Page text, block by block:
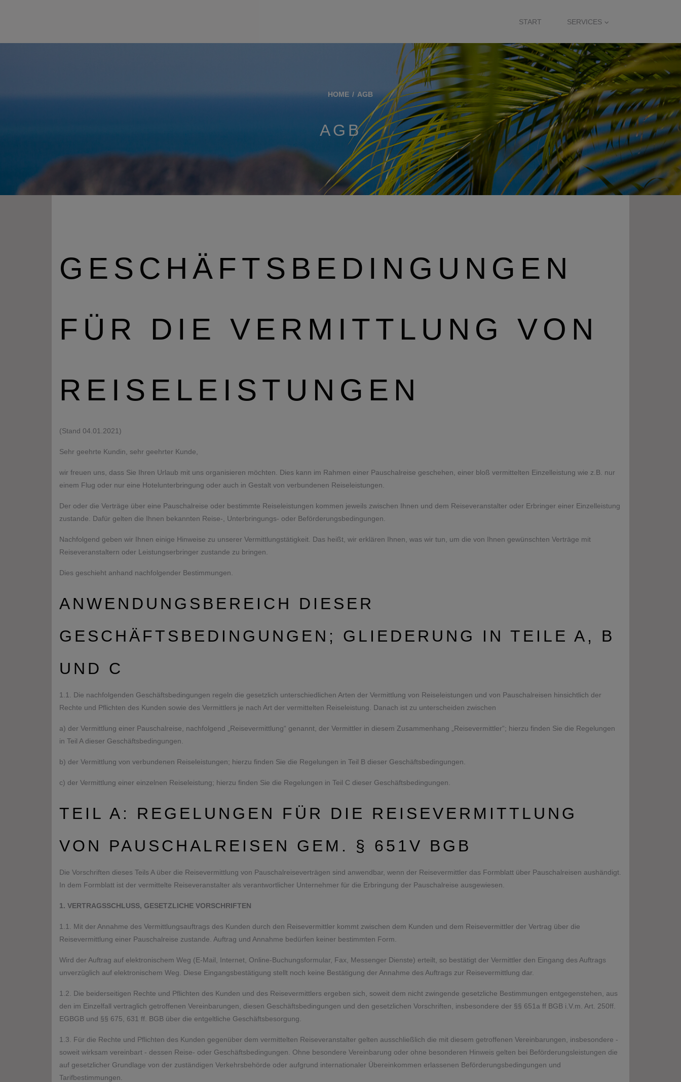
START SERVICES
HOME AGB
AGB
GESCHÄFTSBEDINGUNGEN
FÜR DIE VERMITTLUNG VON
REISELEISTUNGEN
(Stand 04.01.2021)
Sehr geehrte Kundin, sehr geehrter Kunde,
wir freuen uns, dass Sie Ihren Urlaub mit uns organisieren möchten. Dies kann im Rahmen einer Pauschalreise geschehen, einer bloß vermittelten Einzelleistung wie z.B. nur
einem Flug oder nur eine Hotelunterbringung oder auch in Gestalt von verbundenen Reiseleistungen.
Der oder die Verträge über eine Pauschalreise oder bestimmte Reiseleistungen kommen jeweils zwischen Ihnen und dem Reiseveranstalter oder Erbringer einer Einzelleistung
zustande. Dafür gelten die Ihnen bekannten Reise-, Unterbringungs- oder Beförderungsbedingungen.
Nachfolgend geben wir Ihnen einige Hinweise zu unserer Vermittlungstätigkeit. Das heißt, wir erklären Ihnen, was wir tun, um die von Ihnen gewünschten Verträge mit
Reiseveranstaltern oder Leistungserbringer zustande zu bringen.
Dies geschieht anhand nachfolgender Bestimmungen.
ANWENDUNGSBEREICH DIESER
GESCHÄFTSBEDINGUNGEN; GLIEDERUNG IN TEILE A, B
UND C
1.1. Die nachfolgenden Geschäftsbedingungen regeln die gesetzlich unterschiedlichen Arten der Vermittlung von Reiseleistungen und von Pauschalreisen hinsichtlich der
Rechte und Pflichten des Kunden sowie des Vermittlers je nach Art der vermittelten Reiseleistung. Danach ist zu unterscheiden zwischen
a) der Vermittlung einer Pauschalreise, nachfolgend „Reisevermittlung“ genannt, der Vermittler in diesem Zusammenhang „Reisevermittler“; hierzu finden Sie die Regelungen
in Teil A dieser Geschäftsbedingungen.
b) der Vermittlung von verbundenen Reiseleistungen; hierzu finden Sie die Regelungen in Teil B dieser Geschäftsbedingungen.
c) der Vermittlung einer einzelnen Reiseleistung; hierzu finden Sie die Regelungen in Teil C dieser Geschäftsbedingungen.
TEIL A: REGELUNGEN FÜR DIE REISEVERMITTLUNG
VON PAUSCHALREISEN GEM. § 651V BGB
Die Vorschriften dieses Teils A über die Reisevermittlung von Pauschalreiseverträgen sind anwendbar, wenn der Reisevermittler das Formblatt über Pauschalreisen aushändigt.
In dem Formblatt ist der vermittelte Reiseveranstalter als verantwortlicher Unternehmer für die Erbringung der Pauschalreise ausgewiesen.
1. VERTRAGSSCHLUSS, GESETZLICHE VORSCHRIFTEN
1.1. Mit der Annahme des Vermittlungsauftrags des Kunden durch den Reisevermittler kommt zwischen dem Kunden und dem Reisevermittler der Vertrag über die
Reisevermittlung einer Pauschalreise zu­stande. Auftrag und Annahme bedürfen keiner bestimmten Form.
Wird der Auftrag auf elektronischem Weg (E-Mail, Internet, Online-Buchungsformular, Fax, Messenger Dienste) erteilt, so bestätigt der Vermittler den Eingang des Auftrags
unverzüglich auf elektronischem Weg. Diese Eingangsbestätigung stellt noch keine Bestätigung der Annahme des Auftrags zur Reisevermittlung dar.
1.2. Die beiderseitigen Rechte und Pflichten des Kunden und des Reisevermittlers ergeben sich, soweit dem nicht zwingende gesetzliche Bestimmungen entgegenstehen, aus
den im Einzelfall vertraglich getroffenen Vereinbarungen, diesen Geschäftsbedingungen und den gesetzlichen Vorschriften, insbesondere der §§ 651a ff BGB i.V.m. Art. 250ff.
EGBGB und §§ 675, 631 ff. BGB über die entgeltliche Geschäftsbesorgung.
1.3. Für die Rechte und Pflichten des Kunden gegenüber dem vermittelten Reiseveranstalter gelten ausschließlich die mit diesem getroffenen Vereinbarungen, insbesondere -
soweit wirksam vereinbart - dessen Reise- oder Geschäftsbedingungen. Ohne besondere Vereinbarung oder ohne besonderen Hinweis gelten bei Beförderungsleistungen die
auf gesetzlicher Grundlage von der zuständigen Verkehrsbehörde oder aufgrund internationaler Übereinkommen erlassenen Beförderungsbedingungen und
Tarifbestimmungen.